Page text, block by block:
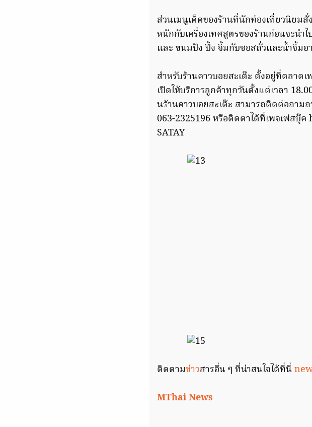
ส่วนเมนูเด็ดของร้านที่นักท่องเที่ยวนิยมสั่
หนักกับเครื่องเทศสูตรของร้านก่อนจะนำ
และ ขนมปัง ปิ้ง จิ้มกับซอสถั่วและน้ำจิ้มอ
สำหรับร้านคาวบอยสะเต๊ะ ตั้งอยู่ที่ตลาด
เปิดให้บริการลูกค้าทุกวันตั้งแต่เวลา
นร้านคาวบอยสะเต๊ะ สามารถติดต่อถา
063-2325196 หรือติดตาได้ที่เพจเฟสบุ๊
SATAY
ติดตามข่าวสารอื่น ๆ ที่น่าสนใจได้ที่นี่
MThai News